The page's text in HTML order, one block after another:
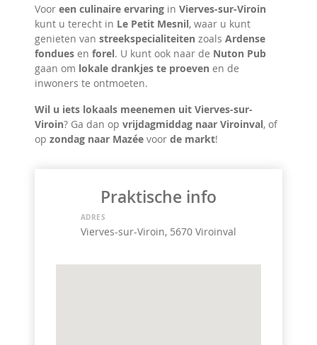
Voor een culinaire ervaring in Vierves-sur-Viroin
kunt u terecht in Le Petit Mesnil, waar u kunt
genieten van streekspecialiteiten zoals Ardense
fondues en forel. U kunt ook naar de Nuton Pub
gaan om lokale drankjes te proeven en de
inwoners te ontmoeten.
Wil u iets lokaals meenemen uit Vierves-sur-
Viroin? Ga dan op vrijdagmiddag naar Viroinval, of
op zondag naar Mazée voor de markt!
Praktische info
ADRES
Vierves-sur-Viroin, 5670 Viroinval